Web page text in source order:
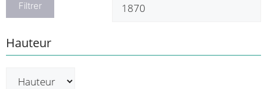
Filtrer
Hauteur